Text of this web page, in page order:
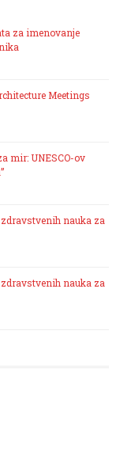
za imenovanje
Meetings
mir: UNESCO-ov
nauka za
nauka za